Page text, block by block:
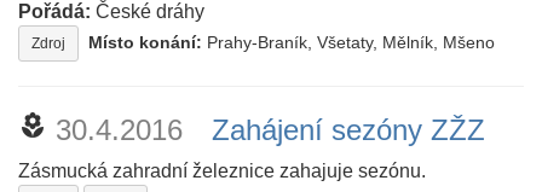
Pořádá: České dráhy
Zdroj Místo konání: Prahy-Braník, Všetaty, Mělník, Mšeno
local_florist 30.4.2016 Zahájení sezóny ZŽZ
Zásmucká zahradní železnice zahajuje sezónu.